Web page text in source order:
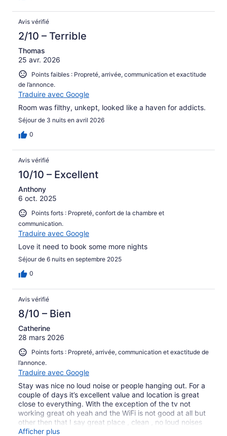
Avis vérifié
2/10 – Terrible
Thomas
25 avr. 2026
Points faibles : Propreté, arrivée, communication et exactitude
de l’annonce.
Traduire avec Google
Room was filthy, unkept, looked like a haven for addicts.
Séjour de 3 nuits en avril 2026
0
Avis vérifié
10/10 – Excellent
Anthony
6 oct. 2025
Points forts : Propreté, confort de la chambre et
communication.
Traduire avec Google
Love it need to book some more nights
Séjour de 6 nuits en septembre 2025
0
Avis vérifié
8/10 – Bien
Catherine
28 mars 2026
Points forts : Propreté, arrivée, communication et exactitude de
l’annonce.
Traduire avec Google
Stay was nice no loud noise or people hanging out. For a
couple of days it’s excellent value and location is great
close to everything. With the exception of the tv not
working great oh yeah and the WiFi is not good at all but
other then that I say great place , clean , no loud noises
and close to Asbury park , parkway and 18 .
Afficher plus